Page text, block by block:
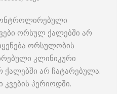
ორსულ ქალებში არ
ორსულობის
კლინიკური
ქალებში არ ჩატარებულა.
კვების პერიოდში.